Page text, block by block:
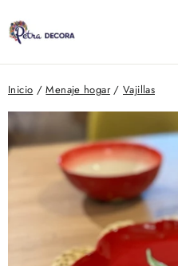
directamente
contenido
Inicio / Menaje hogar / Vajillas